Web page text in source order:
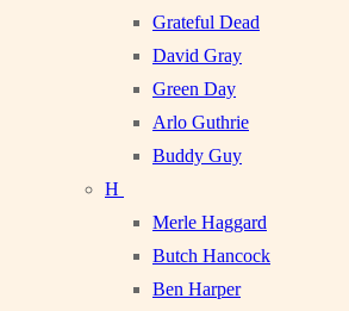
Grateful Dead
David Gray
Green Day
Arlo Guthrie
Buddy Guy
H
Merle Haggard
Butch Hancock
Ben Harper